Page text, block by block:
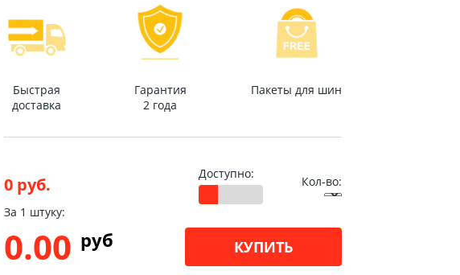
Быстрая
доставка
Гарантия
2 года
Пакеты для шин
0 руб.
Доступно:
Кол-во:
За 1 штуку:
0.00 pуб КУПИТЬ